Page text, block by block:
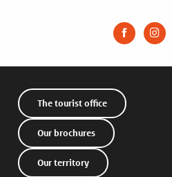
The tourist office
Our brochures
Our territory